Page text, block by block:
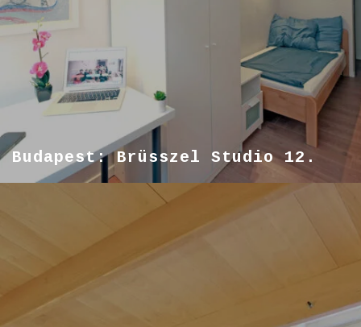
Budapest: Brüsszel Studio 12.